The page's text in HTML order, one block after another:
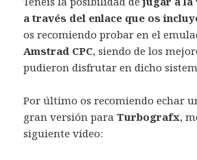
a través del enlace que os
os recomiendo probar en el
Amstrad CPC, siendo de los
pudieron disfrutar en dicho
Por último os recomiendo echar
gran versión paraTurbografx,
siguiente vídeo: